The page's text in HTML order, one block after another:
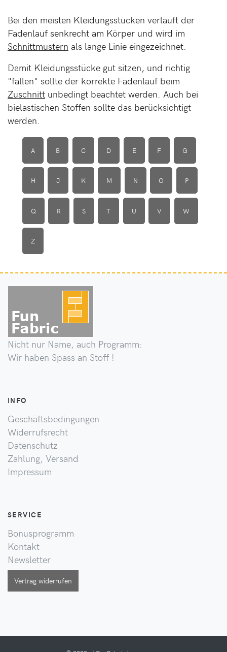
Bei den meisten Kleidungsstücken verläuft der
Fadenlauf senkrecht am Körper und wird im
Schnittmustern als lange Linie eingezeichnet.
Damit Kleidungsstücke gut sitzen, und richtig
"fallen" sollte der korrekte Fadenlauf beim
Zuschnitt unbedingt beachtet werden. Auch bei
bielastischen Stoffen sollte das berücksichtigt
werden.
A B C D E F G
H J K M N O P
Q R S T U V W
Z
Nicht nur Name, auch Programm:
Wir haben Spass an Stoff !
INFO
Geschäftsbedingungen
Widerrufsrecht
Datenschutz
Zahlung, Versand
Impressum
SERVICE
Bonusprogramm
Kontakt
Newsletter
Vertrag widerrufen